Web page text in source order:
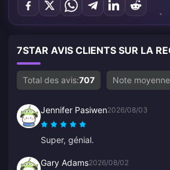
7STAR AVIS CLIENTS SUR LA
Total des avis:707 Note moyenne
Jennifer Pasiwen2026/08/03
Super, génial.
Gary Adams2026/08/02